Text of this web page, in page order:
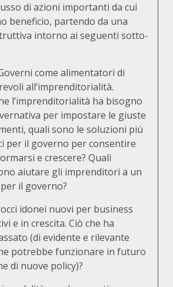
di azioni importanti da cui
beneficio, partendo da una
intorno ai seguenti sotto-
come alimentatori di
all’imprenditorialità.
l’imprenditorialità ha bisogno
per impostare le giuste
quali sono le soluzioni più
per il governo per consentire
e crescere? Quali
aiutare gli imprenditori a un
il governo?
idonei nuovi per business
e in crescita. Ciò che ha
(di evidente e rilevante
potrebbe funzionare in futuro
di nuove policy)?